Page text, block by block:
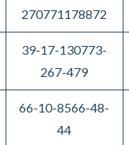
270771178872
39-17-130773-
267-479
66-10-8566-48-
44